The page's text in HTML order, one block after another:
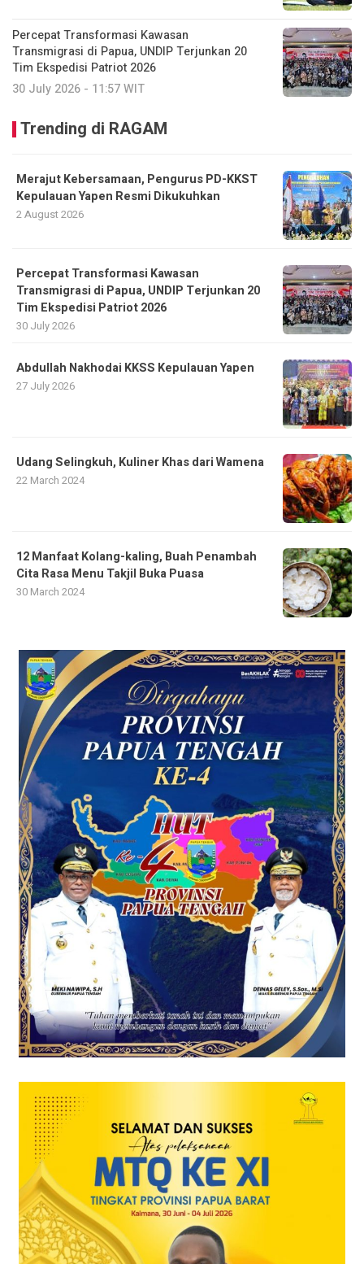
Percepat Transformasi Kawasan
Transmigrasi di Papua, UNDIP Terjunkan 20
Tim Ekspedisi Patriot 2026
30 July 2026 - 11:57 WIT
Trending di RAGAM
Merajut Kebersamaan, Pengurus PD-KKST
Kepulauan Yapen Resmi Dikukuhkan
2 August 2026
Percepat Transformasi Kawasan
Transmigrasi di Papua, UNDIP Terjunkan 20
Tim Ekspedisi Patriot 2026
30 July 2026
Abdullah Nakhodai KKSS Kepulauan Yapen
27 July 2026
Udang Selingkuh, Kuliner Khas dari Wamena
22 March 2024
12 Manfaat Kolang-kaling, Buah Penambah
Cita Rasa Menu Takjil Buka Puasa
30 March 2024